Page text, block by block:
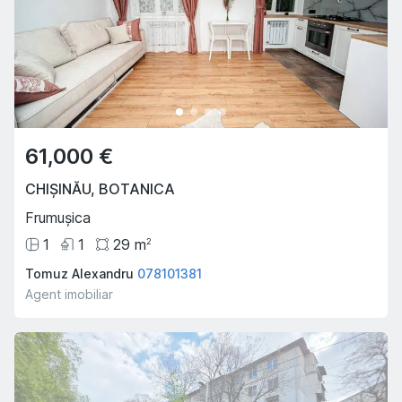
61,000 €
CHIȘINĂU, BOTANICA
Frumușica
1
1 29 m2
Tomuz Alexandru 078101381
Agent imobiliar